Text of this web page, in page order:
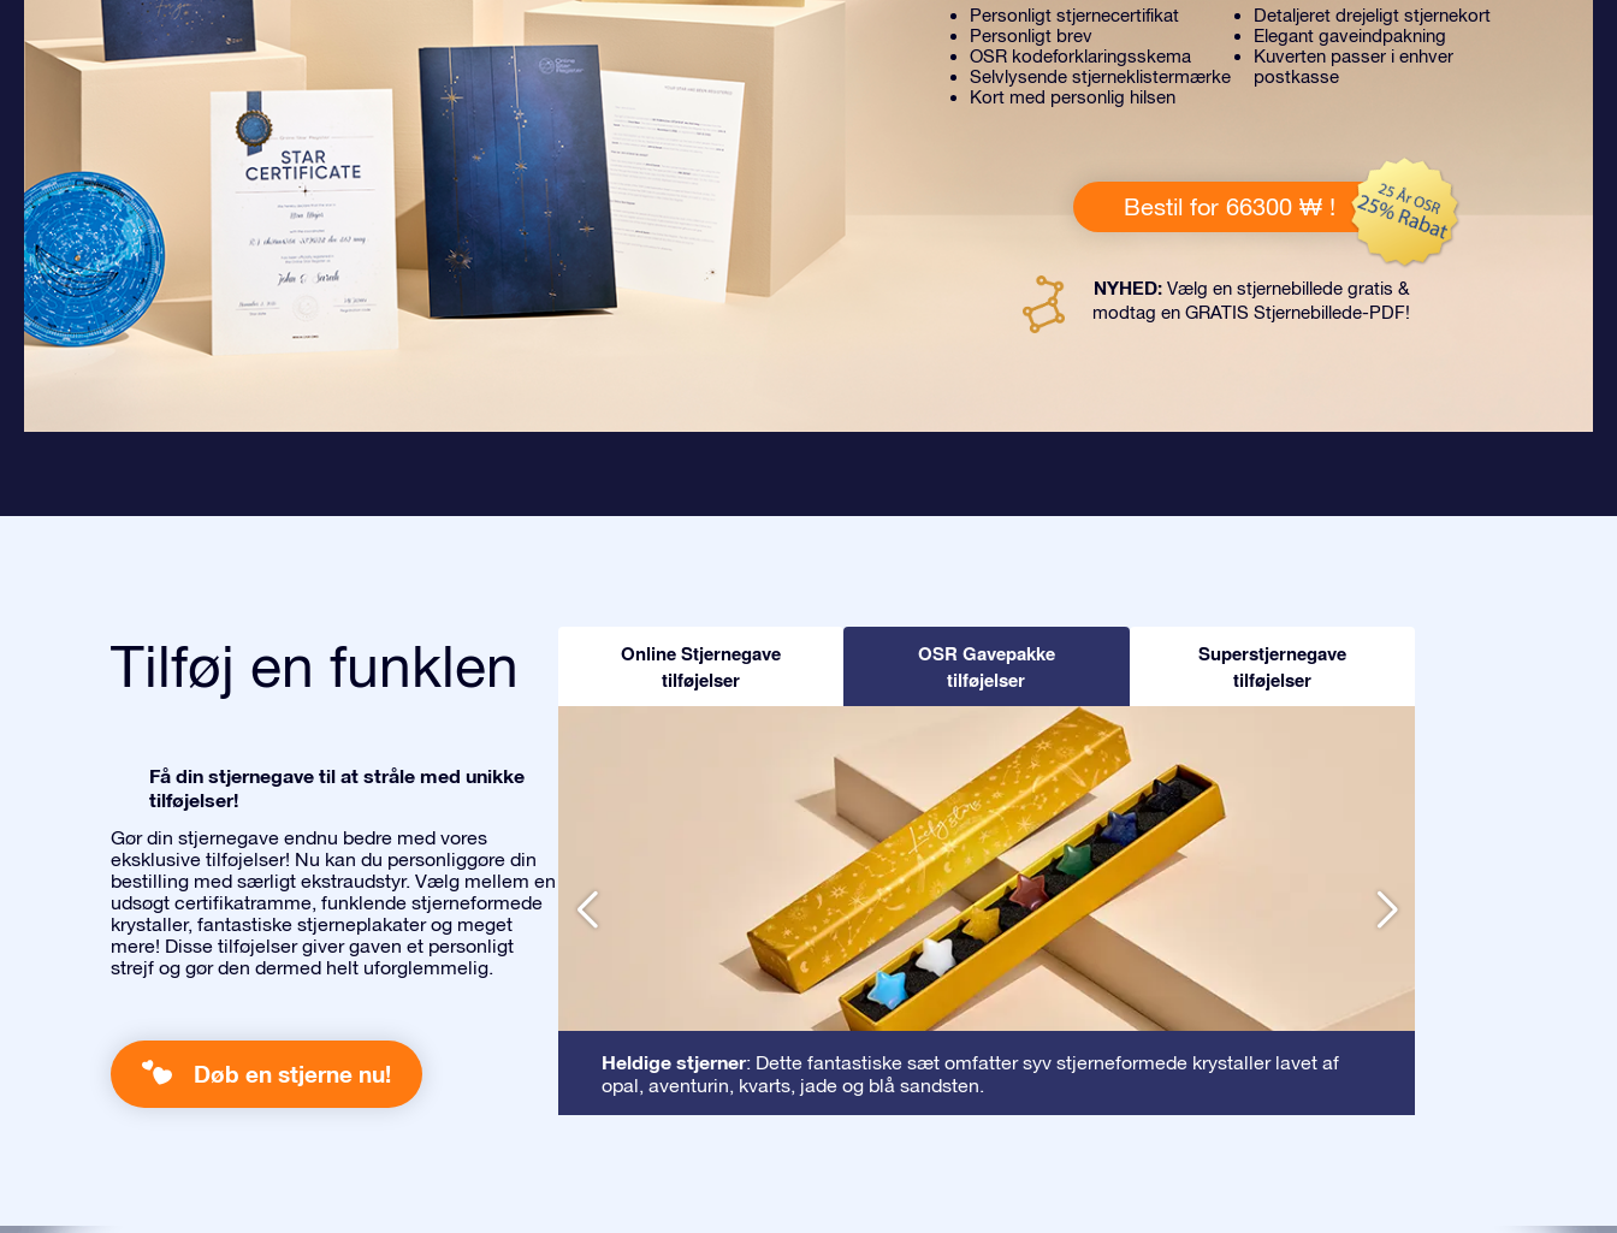
Personligt stjernecertifikat
Personligt brev
OSR kodeforklaringsskema
Selvlysende stjerneklistermærke
Kort med personlig hilsen
Detaljeret drejeligt stjernekort
Elegant gaveindpakning
Kuverten passer i enhver
postkasse
Bestil for 66300 ₩ !
NYHED:Vælg en stjernebillede gratis &
modtag en GRATIS Stjernebillede-PDF!
Tilføj en funklen
Få din stjernegave til at stråle med unikke
tilføjelser!
Gør din stjernegave endnu bedre med vores
eksklusive tilføjelser! Nu kan du personliggøre din
bestilling med særligt ekstraudstyr. Vælg mellem en
udsøgt certifikatramme, funklende stjerneformede
krystaller, fantastiske stjerneplakater og meget
mere! Disse tilføjelser giver gaven et personligt
strejf og gør den dermed helt uforglemmelig.
Døb en stjerne nu!
Online Stjernegave
tilføjelser
OSR Gavepakke
tilføjelser
Superstjernegave
tilføjelser
Heldige stjerner: Dette fantastiske sæt omfatter syv stjerneformede krystaller lavet af
opal, aventurin, kvarts, jade og blå sandsten.